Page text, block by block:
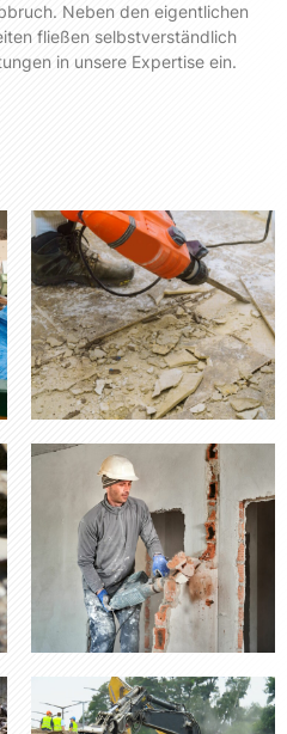
Neben den eigentlichen
fließen selbstverständlich
in unsere Expertise ein.